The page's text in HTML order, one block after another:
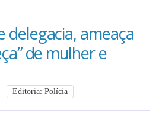
delegacia, ameaça
de mulher e
Editoria: Polícia